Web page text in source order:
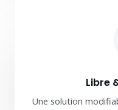
Libre
Une solution